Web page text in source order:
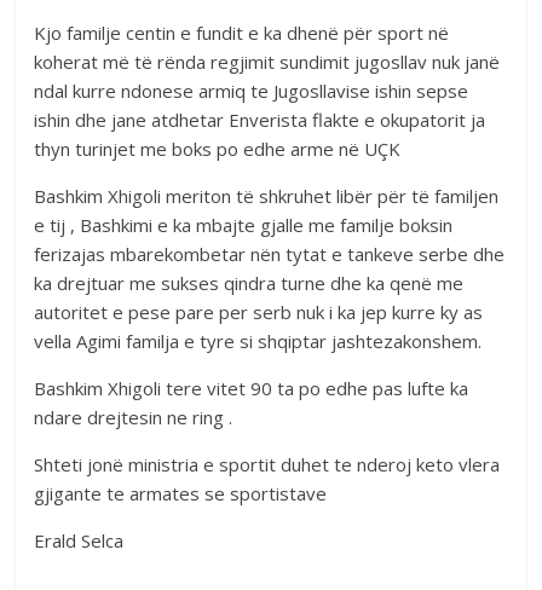
Kjo familje centin e fundit e ka dhenë për sport në
koherat më të rënda regjimit sundimit jugosllav nuk janë
ndal kurre ndonese armiq te Jugosllavise ishin sepse
ishin dhe jane atdhetar Enverista flakte e okupatorit ja
thyn turinjet me boks po edhe arme në UÇK
Bashkim Xhigoli meriton të shkruhet libër për të familjen
e tij , Bashkimi e ka mbajte gjalle me familje boksin
ferizajas mbarekombetar nën tytat e tankeve serbe dhe
ka drejtuar me sukses qindra turne dhe ka qenë me
autoritet e pese pare per serb nuk i ka jep kurre ky as
vella Agimi familja e tyre si shqiptar jashtezakonshem.
Bashkim Xhigoli tere vitet 90 ta po edhe pas lufte ka
ndare drejtesin ne ring .
Shteti jonë ministria e sportit duhet te nderoj keto vlera
gjigante te armates se sportistave
Erald Selca